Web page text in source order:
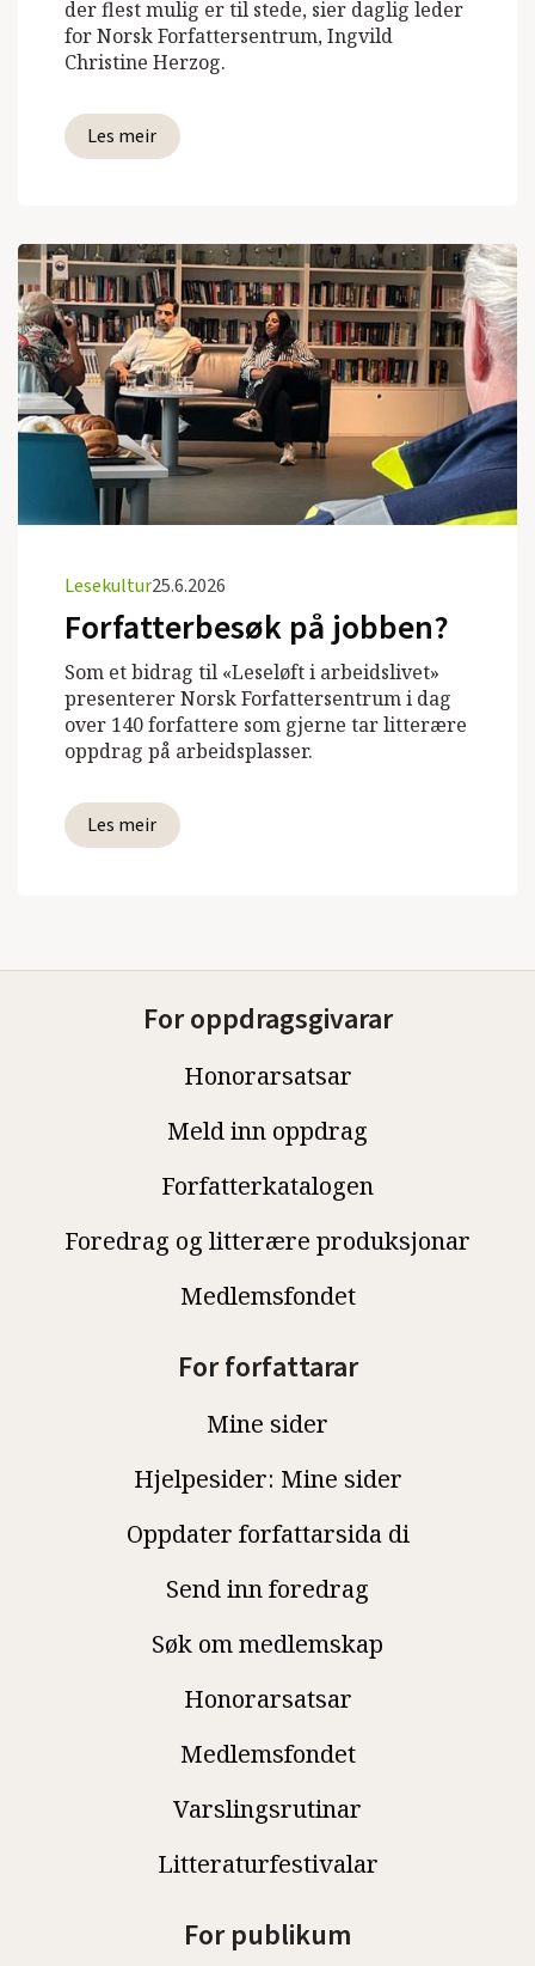
der flest mulig er til stede, sier daglig leder
for Norsk Forfattersentrum, Ingvild
Christine Herzog.
Les meir
Lesekultur25.6.2026
Forfatterbesøk på jobben?
Som et bidrag til «Leseløft i arbeidslivet»
presenterer Norsk Forfattersentrum i dag
over 140 forfattere som gjerne tar litterære
oppdrag på arbeidsplasser.
Les meir
For oppdragsgivarar
Honorarsatsar
Meld inn oppdrag
Forfatterkatalogen
Foredrag og litterære produksjonar
Medlemsfondet
For forfattarar
Mine sider
Hjelpesider: Mine sider
Oppdater forfattarsida di
Send inn foredrag
Søk om medlemskap
Honorarsatsar
Medlemsfondet
Varslingsrutinar
Litteraturfestivalar
For publikum